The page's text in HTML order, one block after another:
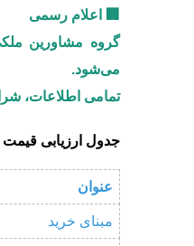
🏢
اعلام رسمی
گروه مشاورین
می‌شود.
تمامی اطلاعات،
جدول ارزیابی قیمت بازار
عنوان
مبنای خرید